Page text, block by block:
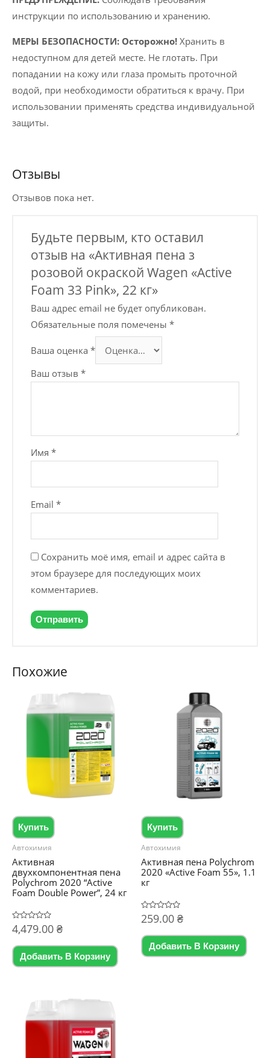
инструкции по использованию и хранению.
МЕРЫ БЕЗОПАСНОСТИ: Осторожно! Хранить в
недоступном для детей месте. Не глотать. При
попадании на кожу или глаза промыть проточной
водой, при необходимости обратиться к врачу. При
использовании применять средства индивидуальной
защиты.
Отзывы
Отзывов пока нет.
Будьте первым, кто оставил
отзыв на «Активная пена з
розовой окраской Wagen «Active
Foam 33 Pink», 22 кг»
Ваш адрес email не будет опубликован.
Обязательные поля помечены*
Ваша оценка*
Ваш отзыв*
Имя*
Email*
Сохранить моё имя, email и адрес сайта в
этом браузере для последующих моих
комментариев.
Похожие
Купить
Автохимия
Активная
двухкомпонентная пена
Polychrom 2020 “Active
Foam Double Power”, 24 кг
Оценка
0
5
4,479.00 ₴
Добавить В Корзину
Купить
Автохимия
Активная пена Polychrom
2020 «Active Foam 55», 1.1
кг
Оценка
0
5
259.00 ₴
Добавить В Корзину